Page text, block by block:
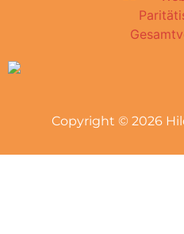
Copyright © 2026